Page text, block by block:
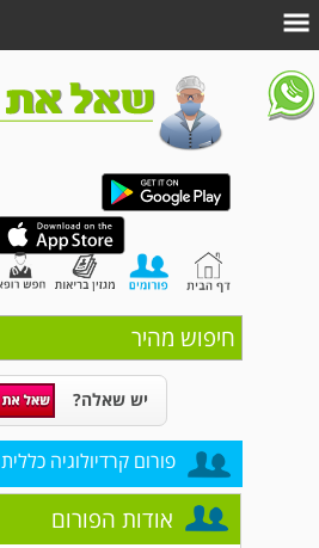
חיפוש מהיר
יש שאלה?
פורום קרדיולוגיה כללית
אודות הפורום